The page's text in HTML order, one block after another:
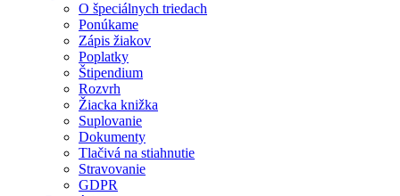
O špeciálnych triedach
Ponúkame
Zápis žiakov
Poplatky
Štipendium
Rozvrh
Žiacka knižka
Suplovanie
Dokumenty
Tlačivá na stiahnutie
Stravovanie
GDPR